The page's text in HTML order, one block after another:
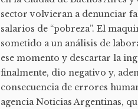
sector volvieran a denunciar
salarios de “pobreza”. El
sometido a un análisis de
ese momento y descartar la
finalmente, dio negativo y,
consecuencia de errores
agencia Noticias Argentinas,